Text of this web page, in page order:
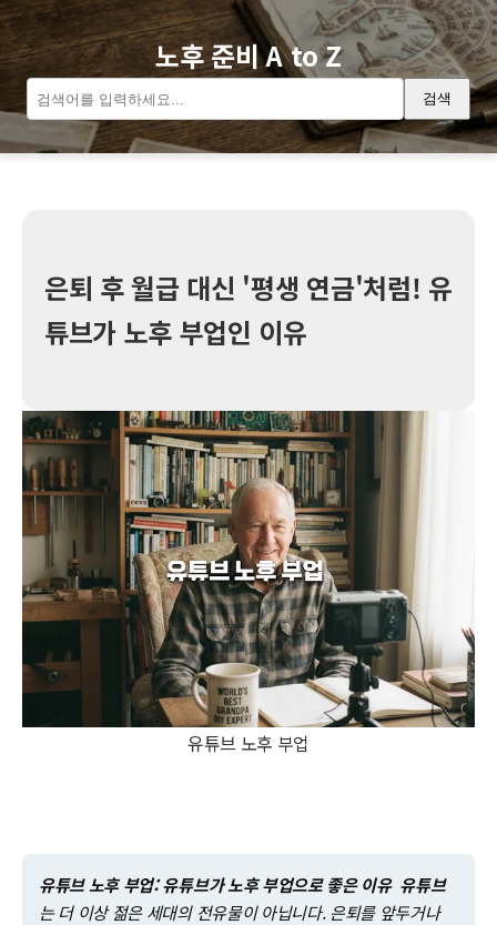
노후 준비 A to Z
검색
은퇴 후 월급 대신 '평생 연금'처럼! 유
튜브가 노후 부업인 이유
유튜브 노후 부업
유튜브 노후 부업: 유튜브가 노후 부업으로 좋은 이유 유튜브
는 더 이상 젊은 세대의 전유물이 아닙니다. 은퇴를 앞두거나